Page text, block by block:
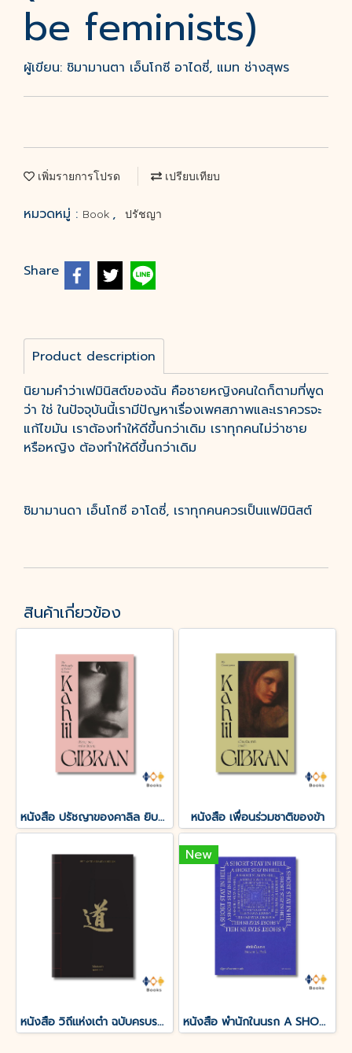
be feminists)
ผู้เขียน: ชิมามานตา เอ็นโกซี อาไดซี่, แมท ช่างสุพร
เพิ่มรายการโปรด เปรียบเทียบ
หมวดหมู่ : Book , ปรัชญา
Share
Product description
นิยามคำว่าเฟมินิสต์ของฉัน คือชายหญิงคนใดก็ตามที่พูด
ว่า ใช่ ในปัจจุบันนี้เรามีปัญหาเรื่องเพศสภาพและเราควรจะ
แก้ไขมัน เราต้องทำให้ดีขึ้นกว่าเดิม เราทุกคนไม่ว่าชาย
หรือหญิง ต้องทำให้ดีขึ้นกว่าเดิม
ชิมามานดา เอ็นโกซี อาโดซี่, เราทุกคนควรเป็นแฟมินิสต์
สินค้าเกี่ยวข้อง
หนังสือ ปรัชญาของคาลิล ยิบราน หนังสือ เพื่อนร่วมชาติของข้า
หนังสือ วิถีแห่งเต๋า ฉบับครบรอบ 50 ปี
New
หนังสือ พำนักในนรก A SHORT STAY IN HELL